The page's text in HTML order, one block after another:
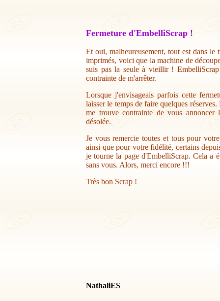
Fermeture d'EmbelliScrap !
Et oui, malheureusement, tout est dans
imprimés, voici que la machine de
suis pas la seule à vieillir !
contrainte de m'arrêter.
Lorsque j'envisageais parfois cette
laisser le temps de faire quelques
me trouve contrainte de vous annoncer
désolée.
Je vous remercie toutes et tous pour
ainsi que pour votre fidélité, certains
je tourne la page d'EmbelliScrap. Cela a
sans vous. Alors, merci encore !!!
Très bon Scrap !
NathaliES